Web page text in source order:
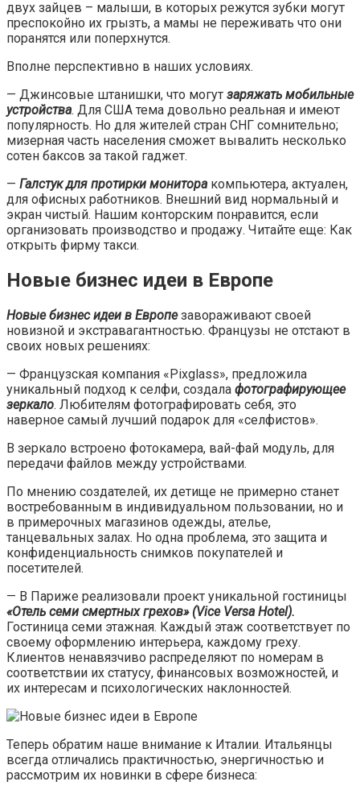
двух зайцев – малыши, в которых режутся зубки могут
преспокойно их грызть, а мамы не переживать что они
поранятся или поперхнутся.
Вполне перспективно в наших условиях.
— Джинсовые штанишки, что могут заряжать мобильные
устройства. Для США тема довольно реальная и имеют
популярность. Но для жителей стран СНГ сомнительно;
мизерная часть населения сможет вывалить несколько
сотен баксов за такой гаджет.
— Галстук для протирки монитора компьютера, актуален,
для офисных работников. Внешний вид нормальный и
экран чистый. Нашим конторским понравится, если
организовать производство и продажу. Читайте еще: Как
открыть фирму такси.
Новые бизнес идеи в Европе
Новые бизнес идеи в Европезавораживают своей
новизной и экстравагантностью. Французы не отстают в
своих новых решениях:
— Французская компания «Pixglass», предложила
уникальный подход к селфи, создала фотографирующее
зеркало. Любителям фотографировать себя, это
наверное самый лучший подарок для «селфистов».
В зеркало встроено фотокамера, вай-фай модуль, для
передачи файлов между устройствами.
По мнению создателей, их детище не примерно станет
востребованным в индивидуальном пользовании, но и
в примерочных магазинов одежды, ателье,
танцевальных залах. Но одна проблема, это защита и
конфиденциальность снимков покупателей и
посетителей.
— В Париже реализовали проект уникальной гостиницы
«Отель семи смертных грехов» (Vice Versa Hotel).
Гостиница семи этажная. Каждый этаж соответствует по
своему оформлению интерьера, каждому греху.
Клиентов ненавязчиво распределяют по номерам в
соответствии их статусу, финансовых возможностей, и
их интересам и психологических наклонностей.
Теперь обратим наше внимание к Италии. Итальянцы
всегда отличались практичностью, энергичностью и
рассмотрим их новинки в сфере бизнеса: